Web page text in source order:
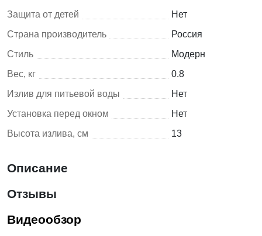
Защита от детей
Нет
Страна производитель
Россия
Стиль
Модерн
Вес, кг
0.8
Излив для питьевой воды
Нет
Установка перед окном
Нет
Высота излива, см
13
Описание
Отзывы
Видеообзор